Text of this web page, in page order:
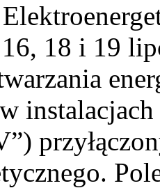
18 i 19